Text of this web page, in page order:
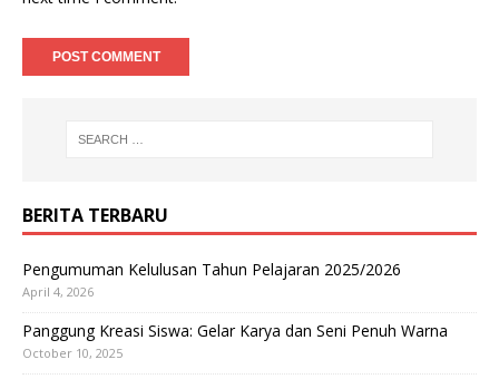
BERITA TERBARU
Pengumuman Kelulusan Tahun Pelajaran 2025/2026
April 4, 2026
Panggung Kreasi Siswa: Gelar Karya dan Seni Penuh Warna
October 10, 2025